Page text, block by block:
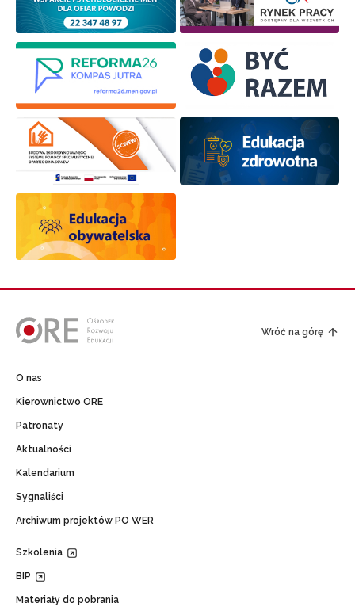
Wróć na górę
O nas
Kierownictwo ORE
Patronaty
Aktualności
Kalendarium
Sygnaliści
Archiwum projektów PO WER
Szkolenia
BIP
Materiały do pobrania